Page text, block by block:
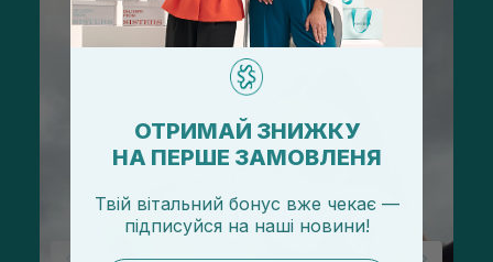
ОТРИМАЙ ЗНИЖКУ
НА ПЕРШЕ ЗАМОВЛЕНЯ
Твій вітальний бонус вже чекає —
підписуйся на наші новини!